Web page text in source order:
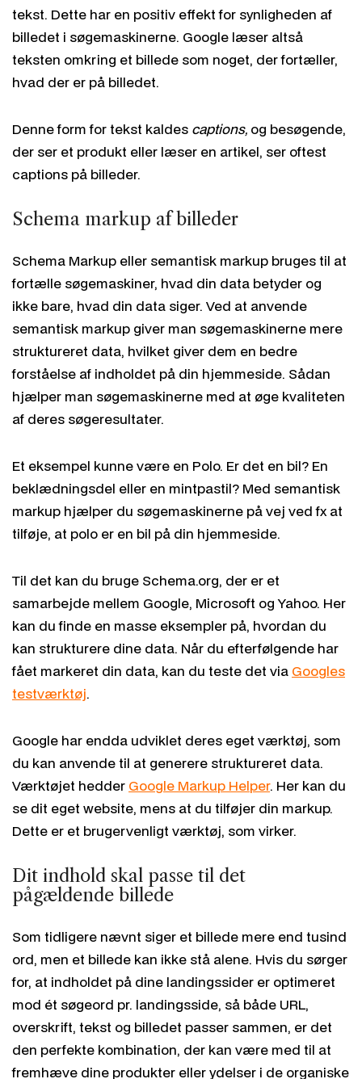
tekst. Dette har en positiv effekt for synligheden af
billedet i søgemaskinerne. Google læser altså
teksten omkring et billede som noget, der fortæller,
hvad der er på billedet.
Denne form for tekst kaldes captions, og besøgende,
der ser et produkt eller læser en artikel, ser oftest
captions på billeder.
Schema markup af billeder
Schema Markup eller semantisk markup bruges til at
fortælle søgemaskiner, hvad din data betyder og
ikke bare, hvad din data siger. Ved at anvende
semantisk markup giver man søgemaskinerne mere
struktureret data, hvilket giver dem en bedre
forståelse af indholdet på din hjemmeside. Sådan
hjælper man søgemaskinerne med at øge kvaliteten
af deres søgeresultater.
Et eksempel kunne være en Polo. Er det en bil? En
beklædningsdel eller en mintpastil? Med semantisk
markup hjælper du søgemaskinerne på vej ved fx at
tilføje, at polo er en bil på din hjemmeside.
Til det kan du bruge Schema.org, der er et
samarbejde mellem Google, Microsoft og Yahoo. Her
kan du finde en masse eksempler på, hvordan du
kan strukturere dine data. Når du efterfølgende har
fået markeret din data, kan du teste det via Googles
testværktøj.
Google har endda udviklet deres eget værktøj, som
du kan anvende til at generere struktureret data.
Værktøjet hedder Google Markup Helper. Her kan du
se dit eget website, mens at du tilføjer din markup.
Dette er et brugervenligt værktøj, som virker.
Dit indhold skal passe til det
pågældende billede
Som tidligere nævnt siger et billede mere end tusind
ord, men et billede kan ikke stå alene. Hvis du sørger
for, at indholdet på dine landingssider er optimeret
mod ét søgeord pr. landingsside, så både URL,
overskrift, tekst og billedet passer sammen, er det
den perfekte kombination, der kan være med til at
fremhæve dine produkter eller ydelser i de organiske